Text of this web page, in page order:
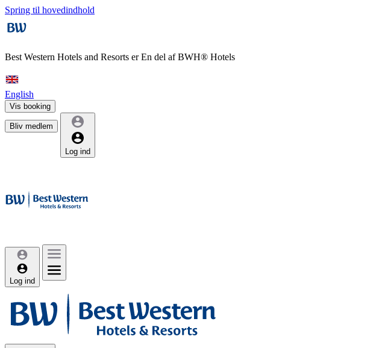
Spring til hovedindhold
Best Western Hotels and Resorts erEn del af BWH® Hotels
English
Vis booking
Bliv medlem
Log ind
Log ind